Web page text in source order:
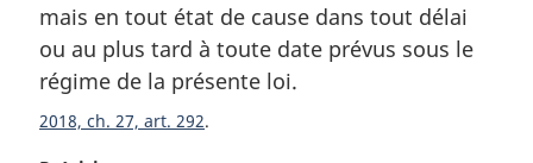
g
i
n
l
mais en tout état de cause dans tout délai
ou au plus tard à toute date prévus sous le
régime de la présente loi.
2018, ch. 27, art. 292